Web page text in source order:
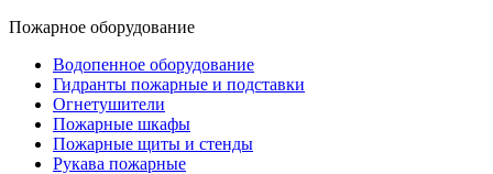
Пожарное оборудование
Водопенное оборудование
Гидранты пожарные и подставки
Огнетушители
Пожарные шкафы
Пожарные щиты и стенды
Рукава пожарные